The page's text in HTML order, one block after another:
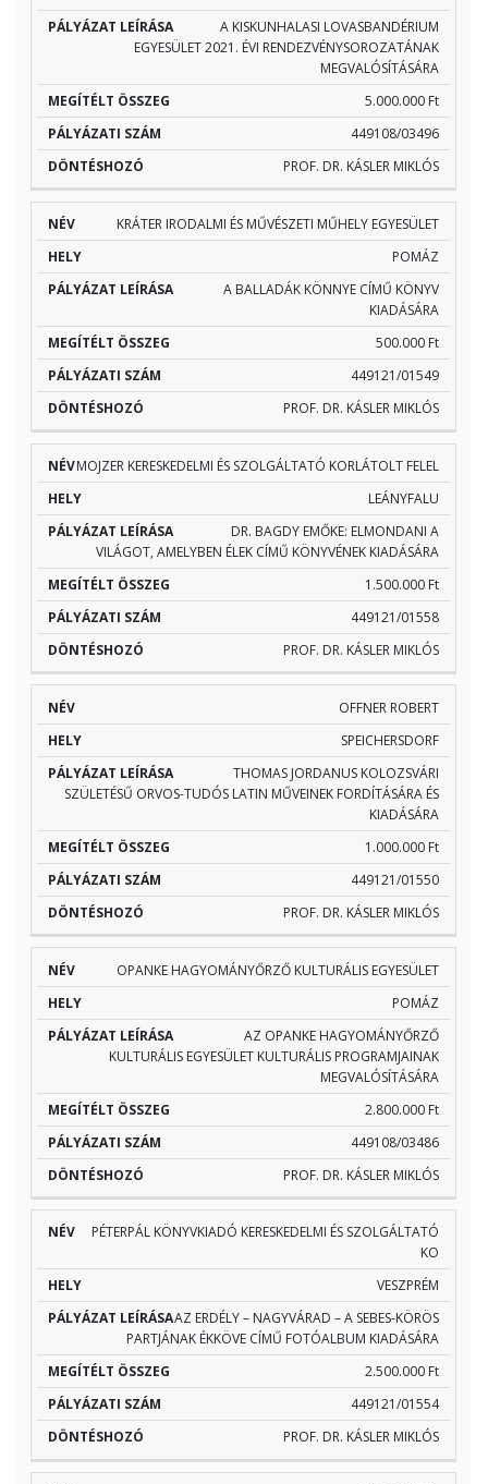
A KISKUNHALASI LOVASBANDÉRIUM
EGYESÜLET 2021. ÉVI RENDEZVÉNYSOROZATÁNAK
MEGVALÓSÍTÁSÁRA
5.000.000 Ft
449108/03496
PROF. DR. KÁSLER MIKLÓS
KRÁTER IRODALMI ÉS MŰVÉSZETI MŰHELY EGYESÜLET
POMÁZ
A BALLADÁK KÖNNYE CÍMŰ KÖNYV
KIADÁSÁRA
500.000 Ft
449121/01549
PROF. DR. KÁSLER MIKLÓS
MOJZER KERESKEDELMI ÉS SZOLGÁLTATÓ KORLÁTOLT FELEL
LEÁNYFALU
DR. BAGDY EMŐKE: ELMONDANI A
VILÁGOT, AMELYBEN ÉLEK CÍMŰ KÖNYVÉNEK KIADÁSÁRA
1.500.000 Ft
449121/01558
PROF. DR. KÁSLER MIKLÓS
OFFNER ROBERT
SPEICHERSDORF
THOMAS JORDANUS KOLOZSVÁRI
SZÜLETÉSŰ ORVOS-TUDÓS LATIN MŰVEINEK FORDÍTÁSÁRA ÉS
KIADÁSÁRA
1.000.000 Ft
449121/01550
PROF. DR. KÁSLER MIKLÓS
OPANKE HAGYOMÁNYŐRZŐ KULTURÁLIS EGYESÜLET
POMÁZ
AZ OPANKE HAGYOMÁNYŐRZŐ
KULTURÁLIS EGYESÜLET KULTURÁLIS PROGRAMJAINAK
MEGVALÓSÍTÁSÁRA
2.800.000 Ft
449108/03486
PROF. DR. KÁSLER MIKLÓS
PÉTERPÁL KÖNYVKIADÓ KERESKEDELMI ÉS SZOLGÁLTATÓ
KO
VESZPRÉM
AZ ERDÉLY – NAGYVÁRAD – A SEBES-KÖRÖS
PARTJÁNAK ÉKKÖVE CÍMŰ FOTÓALBUM KIADÁSÁRA
2.500.000 Ft
449121/01554
PROF. DR. KÁSLER MIKLÓS